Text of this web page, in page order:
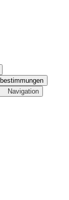
Navigation